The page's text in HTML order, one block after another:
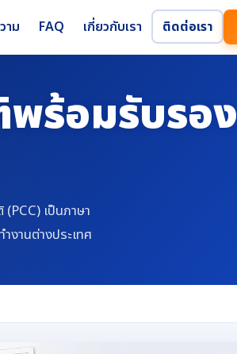
าม FAQ เกี่ยวกับเรา ติดต่อเรา
ร้อมรับรอง
เป็นภาษา
านต่างประเทศ